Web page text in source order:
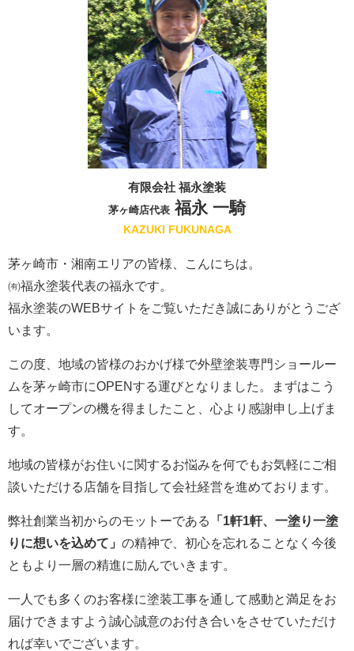
有限会社 福永塗装
茅ヶ崎店代表 福永 一騎
KAZUKI FUKUNAGA
茅ヶ崎市・湘南エリアの皆様、こんにちは。
㈲福永塗装代表の福永です。
福永塗装のWEBサイトをご覧いただき誠にありがとうござ
います。
この度、地域の皆様のおかげ様で外壁塗装専門ショールー
ムを茅ヶ崎市にOPENする運びとなりました。まずはこう
してオープンの機を得ましたこと、心より感謝申し上げま
す。
地域の皆様がお住いに関するお悩みを何でもお気軽にご相
談いただける店舗を目指して会社経営を進めております。
弊社創業当初からのモットーである
「1軒1軒、一塗り一塗
りに想いを込めて」 の精神で、初心を忘れることなく今後
ともより一層の精進に励んでいきます。
一人でも多くのお客様に塗装工事を通して感動と満足をお
届けできますよう誠心誠意のお付き合いをさせていただけ
れば幸いでございます。